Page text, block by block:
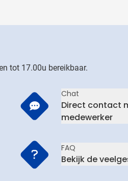
tot 17.00u bereikbaar.
Chat
Direct contact
medewerker
FAQ
Bekijk de